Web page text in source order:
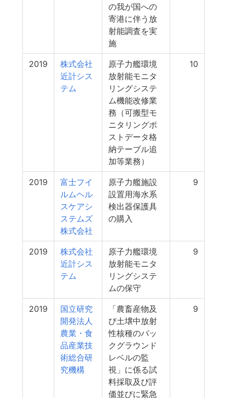
の我が国への
寄港に伴う放
射能調査を実
施
2019
株式会社
近計シス
テム
原子力艦環境
放射能モニタ
リングシステ
ム機能改修業
務（可搬型モ
ニタリングポ
ストデータ格
納テーブル追
加等業務）
10
2019
富士フイ
ルムヘル
スケアシ
ステムズ
株式会社
原子力艦施設
設置用海水系
検出器保護具
の購入
9
2019
株式会社
近計シス
テム
原子力艦環境
放射能モニタ
リングシステ
ムの保守
9
2019
国立研究
開発法人
農業・食
品産業技
術総合研
究機構
「農畜産物及
び土壌中放射
性核種のバッ
クグラウンド
レベルの監
視」に係る試
料採取及び評
価並びに緊急
9